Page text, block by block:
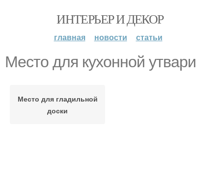
ИНТЕРЬЕР И ДЕКОР
главная новости статьи
Место для кухонной утвари
Место для гладильной
доски